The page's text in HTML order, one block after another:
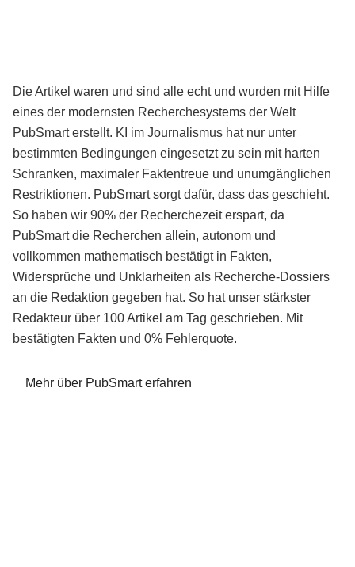
Die Artikel waren und sind alle echt und wurden mit Hilfe
eines der modernsten Recherchesystems der Welt
PubSmart erstellt. KI im Journalismus hat nur unter
bestimmten Bedingungen eingesetzt zu sein mit harten
Schranken, maximaler Faktentreue und unumgänglichen
Restriktionen. PubSmart sorgt dafür, dass das geschieht.
So haben wir 90% der Recherchezeit erspart, da
PubSmart die Recherchen allein, autonom und
vollkommen mathematisch bestätigt in Fakten,
Widersprüche und Unklarheiten als Recherche-Dossiers
an die Redaktion gegeben hat. So hat unser stärkster
Redakteur über 100 Artikel am Tag geschrieben. Mit
bestätigten Fakten und 0% Fehlerquote.
Mehr über PubSmart erfahren